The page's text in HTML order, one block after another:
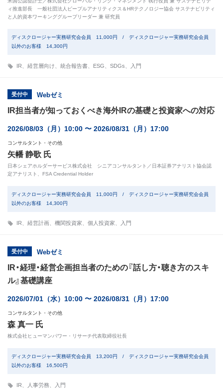
ィ推進部長 一般社団法人ピープルアナリティクス＆HRテクノロジー協会 サステナビリティ
と人的資本ワーキンググループリーダー 兼 研究員
ディスクロージャー実務研究会会員 11,000円 / ディスクロージャー実務研究会会員
以外のお客様 14,300円
IR 経営層向け 統合報告書 ESG SDGs 入門
受付中 Webゼミ
IR担当者が知っておくべき海外IRの基礎と投資家への対応
2026/08/03（月）10:00 〜 2026/08/31（月）17:00
コンサルタント・その他
矢幡 静歌 氏
日本シェアホルダーサービス株式会社 シニアコンサルタント／日本証券アナリスト協会認
定アナリスト、FSA Credential Holder
ディスクロージャー実務研究会会員 11,000円 / ディスクロージャー実務研究会会員
以外のお客様 14,300円
IR 経営計画 機関投資家 個人投資家 入門
受付中 Webゼミ
IR・経理・経営企画担当者のための『話し方・聴き方のスキ
ル』基礎講座
2026/07/01（水）10:00 〜 2026/08/31（月）17:00
コンサルタント・その他
森 真一 氏
株式会社ヒューマンパワー・リサーチ代表取締役社長
ディスクロージャー実務研究会会員 13,200円 / ディスクロージャー実務研究会会員
以外のお客様 16,500円
IR 人事労務 入門